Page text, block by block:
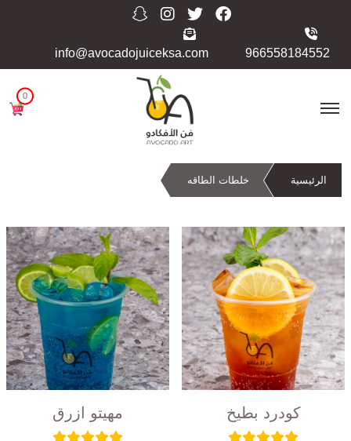
966558184552
info@avocadojuiceksa.com
0
الرئيسية خلطات الطاقه
كودرد بطيخ مهيتو ازرق